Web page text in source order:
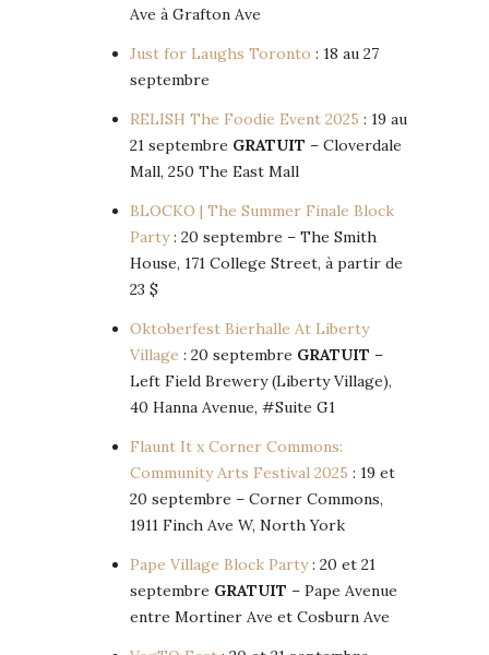
Ave à Grafton Ave
Just for Laughs Toronto : 18 au 27
septembre
RELISH The Foodie Event 2025 : 19 au
21 septembre GRATUIT – Cloverdale
Mall, 250 The East Mall
BLOCKO | The Summer Finale Block
Party: 20 septembre – The Smith
House, 171 College Street, à partir de
23 $
Oktoberfest Bierhalle At Liberty
Village : 20 septembre GRATUIT –
Left Field Brewery (Liberty Village),
40 Hanna Avenue, #Suite G1
Flaunt It x Corner Commons:
Community Arts Festival 2025 : 19 et
20 septembre – Corner Commons,
1911 Finch Ave W, North York
Pape Village Block Party: 20 et 21
septembre GRATUIT – Pape Avenue
entre Mortiner Ave et Cosburn Ave